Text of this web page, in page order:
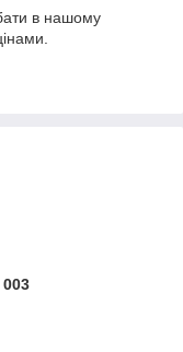
в нашому
003